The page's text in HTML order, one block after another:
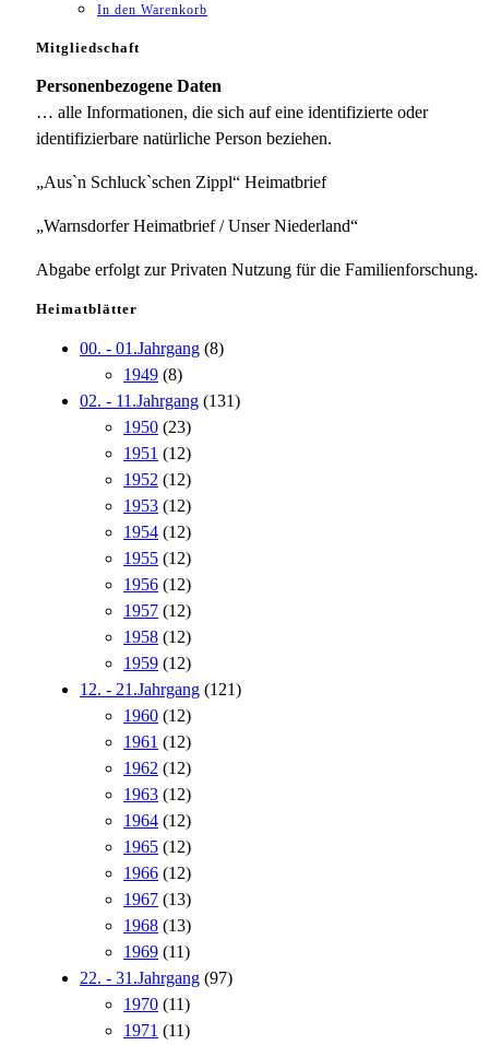
In den Warenkorb
Mitgliedschaft
Personenbezogene Daten
… alle Informationen, die sich auf eine identifizierte oder
identifizierbare natürliche Person beziehen.
„Aus`n Schluck`schen Zippl“ Heimatbrief
„Warnsdorfer Heimatbrief / Unser Niederland“
Abgabe erfolgt zur Privaten Nutzung für die Familienforschung.
Heimatblätter
00. - 01.Jahrgang (8)
1949 (8)
02. - 11.Jahrgang (131)
1950 (23)
1951 (12)
1952 (12)
1953 (12)
1954 (12)
1955 (12)
1956 (12)
1957 (12)
1958 (12)
1959 (12)
12. - 21.Jahrgang (121)
1960 (12)
1961 (12)
1962 (12)
1963 (12)
1964 (12)
1965 (12)
1966 (12)
1967 (13)
1968 (13)
1969 (11)
22. - 31.Jahrgang (97)
1970 (11)
1971 (11)